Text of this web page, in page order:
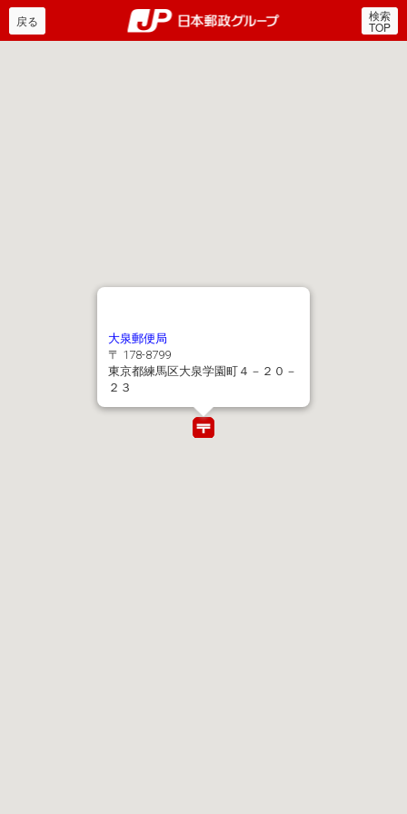
郵便局・日本郵政グルー
戻る 検索
TOP
大泉郵便局
〒 178-8799
東京都練馬区大泉学園町４－２０－
２３